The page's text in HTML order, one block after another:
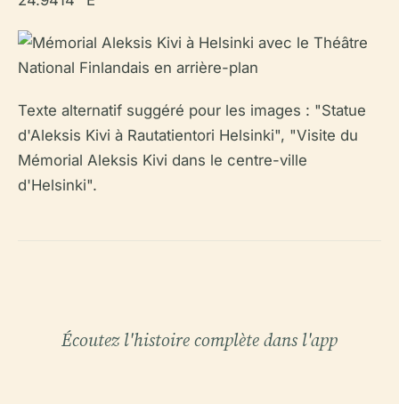
Texte alternatif suggéré pour les images : "Statue
d'Aleksis Kivi à Rautatientori Helsinki", "Visite du
Mémorial Aleksis Kivi dans le centre-ville
d'Helsinki".
Écoutez l'histoire complète dans l'app